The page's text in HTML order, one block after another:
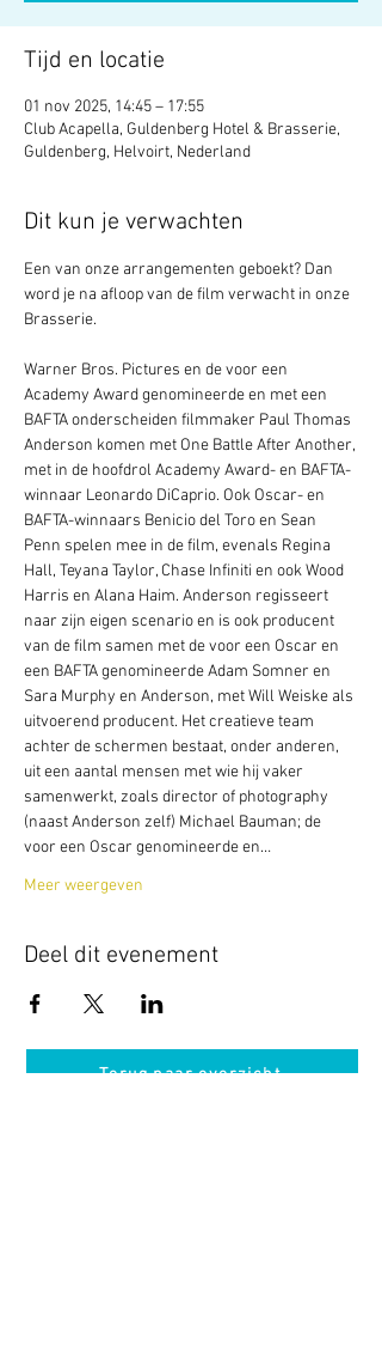
Tijd en locatie
01 nov 2025, 14:45 – 17:55
Club Acapella, Guldenberg Hotel & Brasserie,
Guldenberg, Helvoirt, Nederland
Dit kun je verwachten
Een van onze arrangementen geboekt? Dan
word je na afloop van de film verwacht in onze
Brasserie.
Warner Bros. Pictures en de voor een
Academy Award genomineerde en met een
BAFTA onderscheiden filmmaker Paul Thomas
Anderson komen met One Battle After Another,
met in de hoofdrol Academy Award- en BAFTA-
winnaar Leonardo DiCaprio. Ook Oscar- en
BAFTA-winnaars Benicio del Toro en Sean
Penn spelen mee in de film, evenals Regina
Hall, Teyana Taylor, Chase Infiniti en ook Wood
Harris en Alana Haim. Anderson regisseert
naar zijn eigen scenario en is ook producent
van de film samen met de voor een Oscar en
een BAFTA genomineerde Adam Somner en
Sara Murphy en Anderson, met Will Weiske als
uitvoerend producent. Het creatieve team
achter de schermen bestaat, onder anderen,
uit een aantal mensen met wie hij vaker
samenwerkt, zoals director of photography
(naast Anderson zelf) Michael Bauman; de
voor een Oscar genomineerde en…
Meer weergeven
Deel dit evenement
Terug naar overzicht